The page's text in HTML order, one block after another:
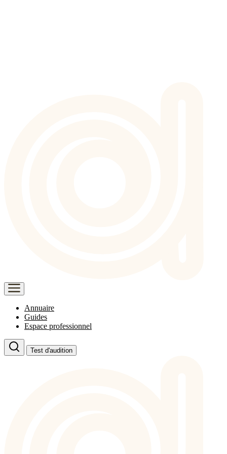
Annuaire
Guides
Espace professionnel
Test d'audition